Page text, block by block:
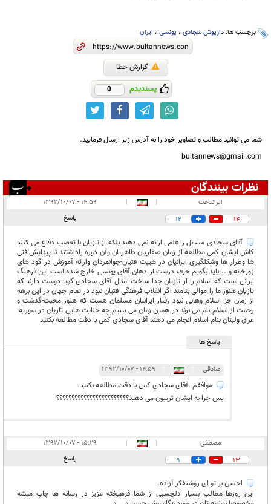
برچسب ها: داریوش سجادی ، یونسی ، ایران
گزارش خطا
پسندیدم 0
شما می توانید مطالب و تصاویر خود را به آدرس زیر ارسال فرمایید.
bultannews@gmail.com
نظرات بینندگان
در انتظار بررسی:۱
ایراندخت |
|
۱۴:۵۹ - ۱۳۹۲/۱۰/۰۷
14
12 پاسخ
آقای سجادی مسائل را علمی ارائه نمی دهند بلکه از تازیان با تعصب دفاع می کنند
کاش ایشان کمی مطالعه از زمان صفاریان-طاهریان وآن دوره راداشتند تا پیدایش فتی
ها وطرار ها وشکلگیری ایرانیان در هیبت فتیان-جوانمردان وارائه آموزش در گود های
زورخانه و... باید بگویم حرف درست از دهان آقای یونسی خارج شده است این فرهنگ
ابرانی است که اسلام را از تازیان جدا ساخت امثال آقای سجادی گویا دوست دارند که
تازیان هنوز ما را موالی بنامند اگر انقلاب فرهنگی فتیان نبود در تمام جهان در این برهه
از زمان جز اسلام وهابی نبود رفتار ایرانیان مسلمان هست که هنوز محبت-گذشت و
رحمت از اسلام نام می برند در همین زمان می بینیم چه جنایت هایی تازیان در سوریه-
عراق ولبنان بنام اسلام انجام می دهند آقای سجادی کمی با دقت مطالعه بکنید
پاسخ ها
صادقی ۱۴:۵۹ - ۱۳۹۲/۱۰/۰۷
موافقم .آقای سجادی کمی با دقت مطالعه بکنید.
پس چرا به ایشان تریبون می دهید؟؟؟؟؟؟؟؟؟؟؟؟؟؟؟؟؟؟؟؟؟؟؟؟
مصطفی |
|
۱۵:۲۹ - ۱۳۹۲/۱۰/۰۷
13
9 پاسخ
احسن بر تو ای روشنفکر آزاده.
این روزها مطالب بسیار دلچسبی از شما فرهیخته عزیز در رسانه ها چاپ میشه